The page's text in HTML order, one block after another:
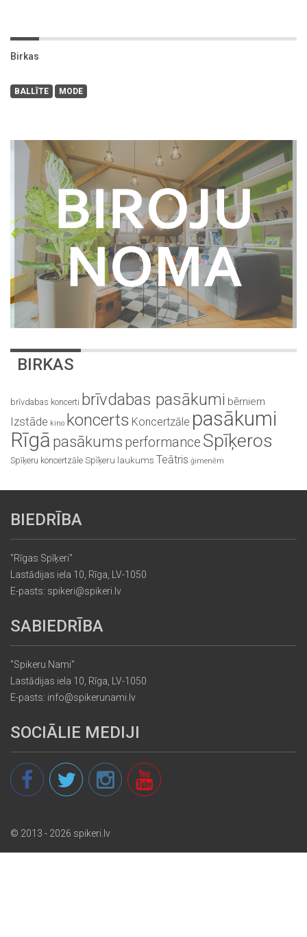
Birkas
BALLĪTE MODE
BIRKAS
brīvdabas koncerti brīvdabas pasākumi bērniem
Izstāde kino koncerts Koncertzāle pasākumi
Rīgā pasākums performance Spīķeros
Spīķeru koncertzāle Spīķeru laukums Teātris ģimenēm
BIEDRĪBA
"Rīgas Spīķeri"
Lastādijas iela 10, Rīga, LV-1050
E-pasts: spikeri@spikeri.lv
SABIEDRĪBA
"Spikeru Nami"
Lastādijas iela 10, Rīga, LV-1050
E-pasts: info@spikerunami.lv
SOCIĀLIE MEDIJI
© 2013 - 2026 spikeri.lv